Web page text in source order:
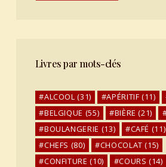
Livres par mots-clés
ALCOOL (31) APÉRITIF (11)
BELGIQUE (55) BIÈRE (21)
BOULANGERIE (13) CAFÉ (11)
CHEFS (80) CHOCOLAT (15)
CONFITURE (10) COURS (14)